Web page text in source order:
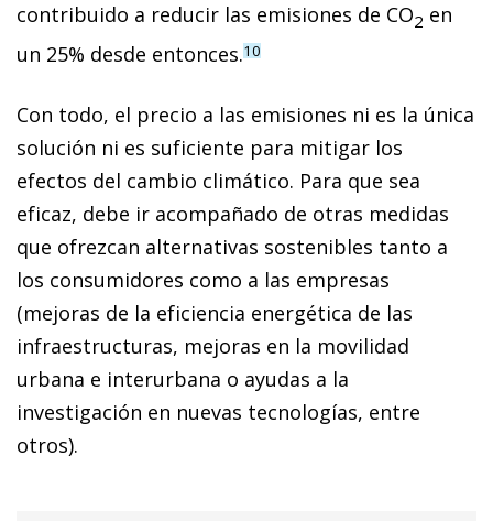
contribuido a reducir las emisiones de CO2 en
un 25% desde entonces.10
Con todo, el precio a las emisiones ni es la única
solución ni es suficiente para mitigar los
efectos del cambio climático. Para que sea
eficaz, debe ir acompañado de otras medidas
que ofrezcan alternativas sostenibles tanto a
los consumidores como a las empresas
(mejoras de la eficiencia energética de las
infraestructuras, mejoras en la movilidad
urbana e interurbana o ayudas a la
investigación en nuevas tecnologías, entre
otros).